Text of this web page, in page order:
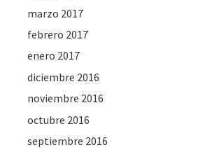
marzo 2017
febrero 2017
enero 2017
diciembre 2016
noviembre 2016
octubre 2016
septiembre 2016